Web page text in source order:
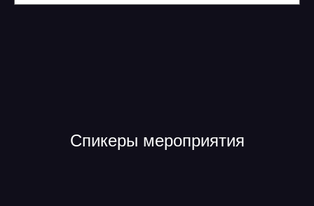
Спикеры мероприятия